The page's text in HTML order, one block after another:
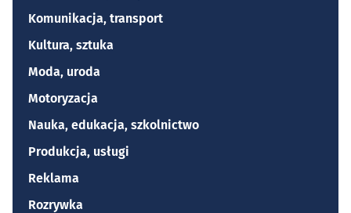
Komunikacja, transport
Kultura, sztuka
Moda, uroda
Motoryzacja
Nauka, edukacja, szkolnictwo
Produkcja, usługi
Reklama
Rozrywka